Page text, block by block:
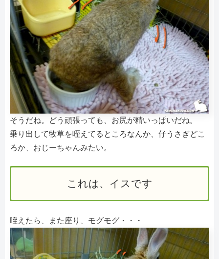
そうだね。どう頑張っても、お尻が精いっぱいだね。
乗り出して牧草を咥えてるところなんか、仔うさぎどこ
ろか、おじーちゃんみたい。
これは、イスです
咥えたら、また座り、モグモグ・・・